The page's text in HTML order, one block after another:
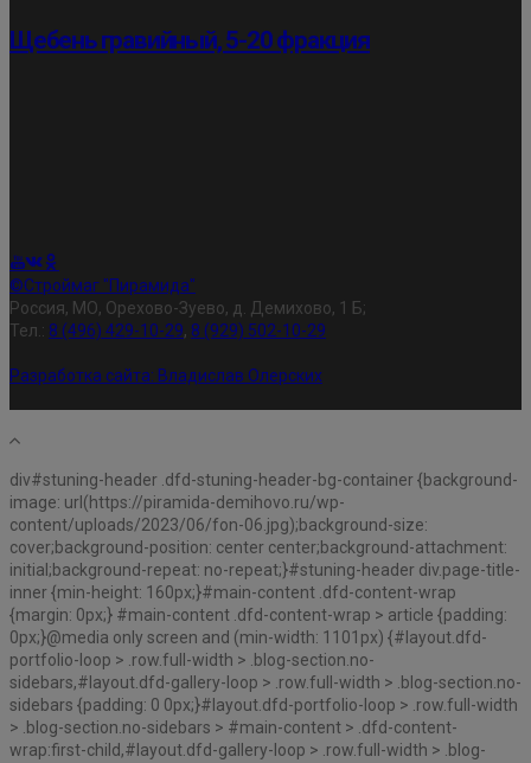
Щебень гравийный, 5-20 фракция
©Строймаг "Пирамида"
Россия, МО, Орехово-Зуево, д. Демихово, 1 Б;
Тел.: 8 (496) 429-10-29, 8 (929) 502-10-29
Разработка сайта: Владислав Олерских
div#stuning-header .dfd-stuning-header-bg-container {background-
image: url(https://piramida-demihovo.ru/wp-
content/uploads/2023/06/fon-06.jpg);background-size:
cover;background-position: center center;background-attachment:
initial;background-repeat: no-repeat;}#stuning-header div.page-title-
inner {min-height: 160px;}#main-content .dfd-content-wrap
{margin: 0px;} #main-content .dfd-content-wrap > article {padding:
0px;}@media only screen and (min-width: 1101px) {#layout.dfd-
portfolio-loop > .row.full-width > .blog-section.no-
sidebars,#layout.dfd-gallery-loop > .row.full-width > .blog-section.no-
sidebars {padding: 0 0px;}#layout.dfd-portfolio-loop > .row.full-width
> .blog-section.no-sidebars > #main-content > .dfd-content-
wrap:first-child,#layout.dfd-gallery-loop > .row.full-width > .blog-